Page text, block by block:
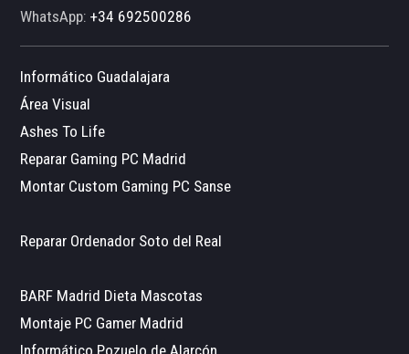
WhatsApp:+34 692500286
Informático Guadalajara
Área Visual
Ashes To Life
Reparar Gaming PC Madrid
Montar Custom Gaming PC Sanse
Reparar Ordenador Soto del Real
BARF Madrid Dieta Mascotas
Montaje PC Gamer Madrid
Informático Pozuelo de Alarcón